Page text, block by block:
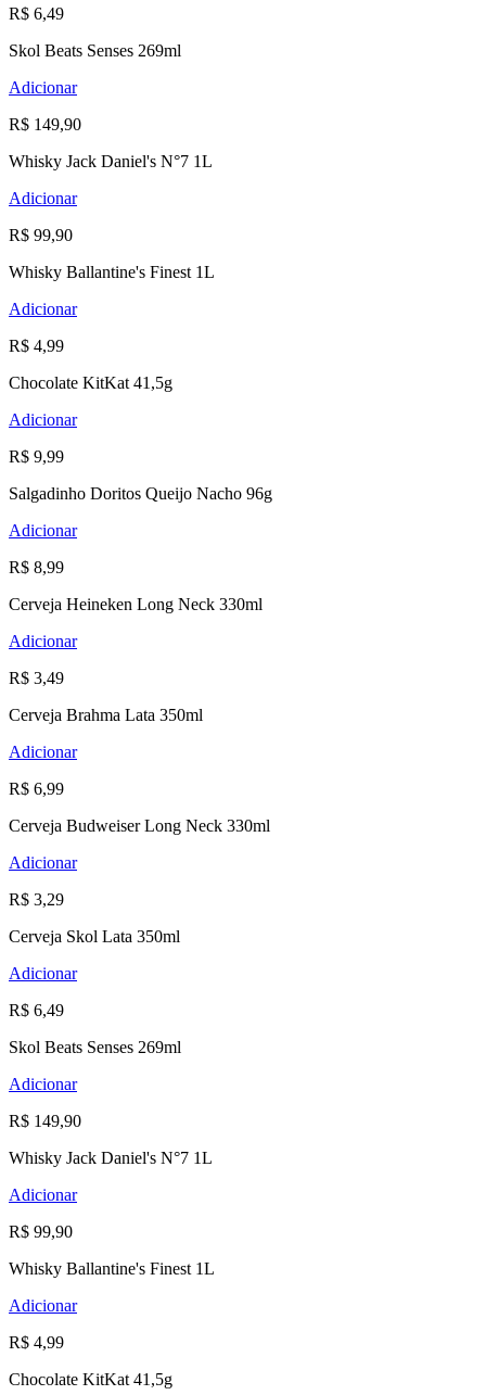
R$ 6,49
Skol Beats Senses 269ml
Adicionar
R$ 149,90
Whisky Jack Daniel's N°7 1L
Adicionar
R$ 99,90
Whisky Ballantine's Finest 1L
Adicionar
R$ 4,99
Chocolate KitKat 41,5g
Adicionar
R$ 9,99
Salgadinho Doritos Queijo Nacho 96g
Adicionar
R$ 8,99
Cerveja Heineken Long Neck 330ml
Adicionar
R$ 3,49
Cerveja Brahma Lata 350ml
Adicionar
R$ 6,99
Cerveja Budweiser Long Neck 330ml
Adicionar
R$ 3,29
Cerveja Skol Lata 350ml
Adicionar
R$ 6,49
Skol Beats Senses 269ml
Adicionar
R$ 149,90
Whisky Jack Daniel's N°7 1L
Adicionar
R$ 99,90
Whisky Ballantine's Finest 1L
Adicionar
R$ 4,99
Chocolate KitKat 41,5g